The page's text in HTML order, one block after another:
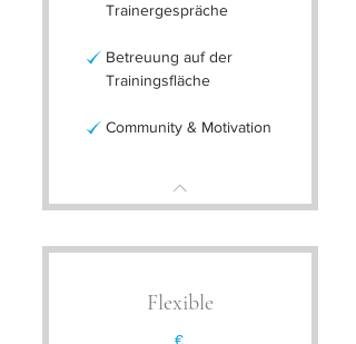
Trainergespräche
Betreuung auf der
Trainingsfläche
Community & Motivation
Flexible